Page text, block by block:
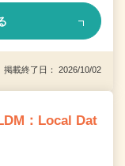
載終了日： 2026/10/02
：Local Dat